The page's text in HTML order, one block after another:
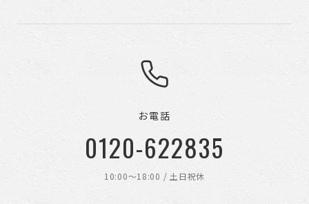
お電話
0120-622835
10:00〜18:00 / 土日祝休